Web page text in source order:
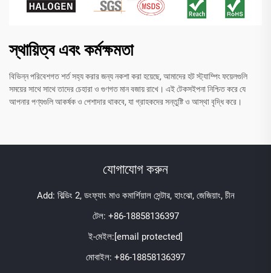
স্থায়িত্ব এবং কর্মক্ষমতা
বিভিন্ন পরিবেশগত শর্ত সহ্য করার জন্য নকশা করা হয়েছে, আমাদের হট স্ট্যাম্পিং ফয়েলগুলি
সময়ের সাথে সাথে তাদের চেহারা ও গুণগত মান বজায় রাখে। এই টেকসইপনা নিশ্চিত করে যে
আপনার পণ্যগুলি আকর্ষক ও পেশাদার থাকবে, যা গ্রাহকদের সন্তুষ্টি ও আস্থা বৃদ্ধি করে।
যোগাযোগ করুন
Add: বিল্ডিং 2, ডংফ্যাং মাও কমার্শিয়াল সেন্টার, হাংঝো, জেজিয়াং, চীন
টেল: +86-18858136397
ই-মেইল:[email protected]
মোবাইল: +86-18858136397